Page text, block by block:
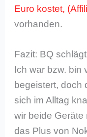
Euro kostet,
vorhanden.
Fazit: BQ
Ich war bzw. bin
begeistert, doch
sich im Alltag
wir beide Geräte
das Plus von